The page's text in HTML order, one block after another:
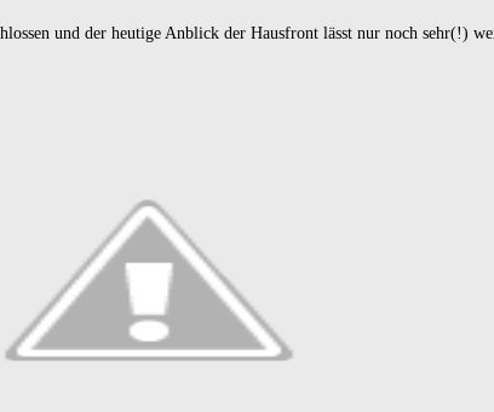
und der heutige Anblick der Hausfront lässt nur noch sehr(!)